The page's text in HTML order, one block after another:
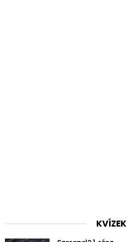
KVÍZEK